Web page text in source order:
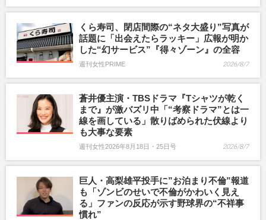
くら寿司、閉店間際の“ネタ大盛り”写真が
話題に「出会えたらラッキー」広報が明か
した“幻サービス”『得々ゾーン』の全容
週刊女性PRIME 2026/8/7
蒼井優主演・TBSドラマ『Tシャツが乾く
まで』が激バズリ中「“考察ドラマ”とは一
線を画している」散りばめられた伏線より
も大事な要素
週刊女性2026年8月18日・25日号 2026/8/7
巨人・高梨雄平投手に”お泊まり不倫”報道
も「ゾンビのせいで不倫がかわいく見え
る」ファンの反応が示す野球界の“不祥事
慣れ”